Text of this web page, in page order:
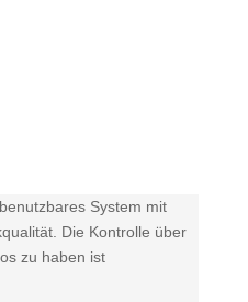
System mit
Die Kontrolle über
zu haben ist